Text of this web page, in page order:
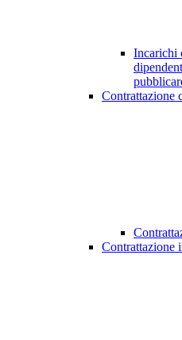
Incarichi
Contrattazione
Contrattazione